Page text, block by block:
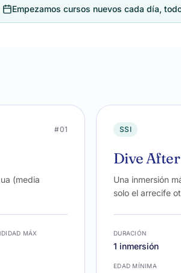
Empezamos cursos nuevos cada día,
#01
(media
MÁX
SSI
Dive
Una inmersión
solo el arrecife
DURACIÓN
1 inmersión
EDAD MÍNIMA